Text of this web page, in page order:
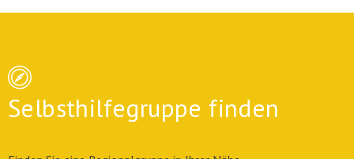
Selbsthilfegruppe finden